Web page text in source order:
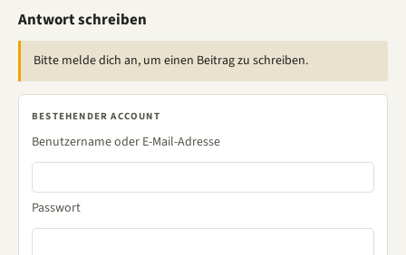
Antwort schreiben
Bitte melde dich an, um einen Beitrag zu schreiben.
BESTEHENDER ACCOUNT
Benutzername oder E-Mail-Adresse
Passwort